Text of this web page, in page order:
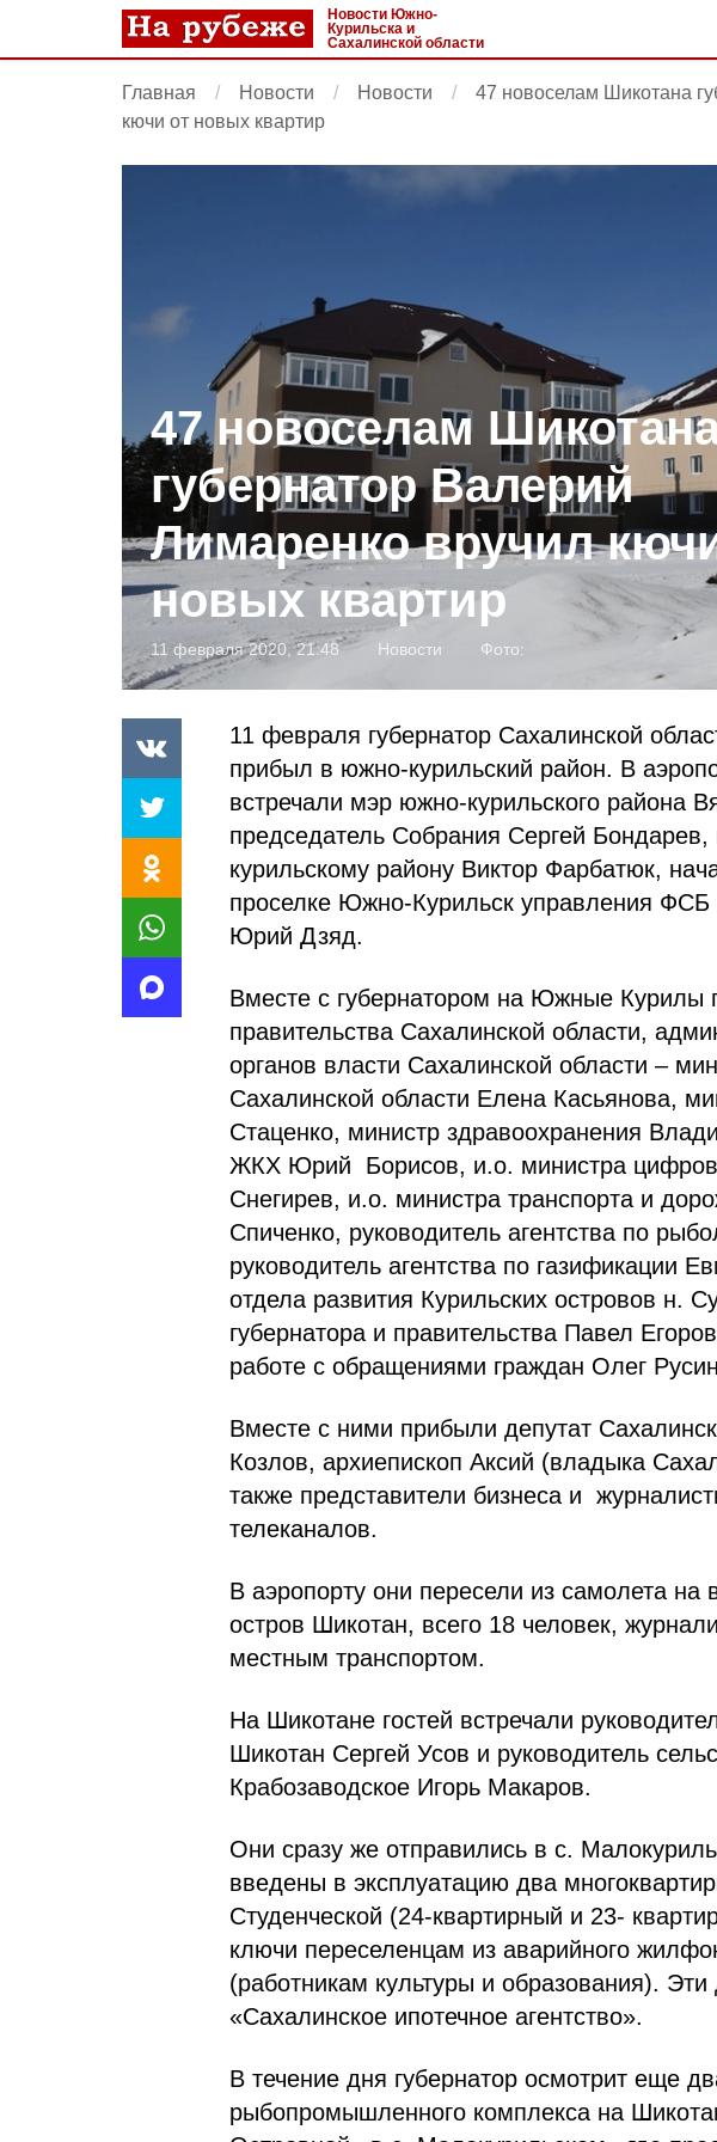
Новости Южно-
Курильска и
Сахалинской области
Главная Новости Новости
47 новоселам Шикотана
кючи от новых квартир
47 новоселам
губернатор Валерий
Лимаренко вручил
новых квартир
11 февраля 2020, 21:48 Новости Фото:
11 февраля губернатор Сахалинской
прибыл в южно-курильский район. В
встречали мэр южно-курильского района
председатель Собрания Сергей
курильскому району Виктор Фарбатюк,
проселке Южно-Курильск управления
Юрий Дзяд.
Вместе с губернатором на Южные Курилы
правительства Сахалинской области,
органов власти Сахалинской области –
Сахалинской области Елена Касьянова,
Стаценко, министр здравоохранения
ЖКХ Юрий Борисов, и.о. министра
Снегирев, и.о. министра транспорта и
Спиченко, руководитель агентства по
руководитель агентства по газификации
отдела развития Курильских островов н.
губернатора и правительства Павел
работе с обращениями граждан Олег
Вместе с ними прибыли депутат
Козлов, архиепископ Аксий (владыка
также представители бизнеса и
телеканалов.
В аэропорту они пересели из самолета на
остров Шикотан, всего 18 человек,
местным транспортом.
На Шикотане гостей встречали
Шикотан Сергей Усов и руководитель
Крабозаводское Игорь Макаров.
Они сразу же отправились в с.
введены в эксплуатацию два
Студенческой (24-квартирный и 23-
ключи переселенцам из аварийного
(работникам культуры и образования).
«Сахалинское ипотечное агентство».
В течение дня губернатор осмотрит еще
рыбопромышленного комплекса на